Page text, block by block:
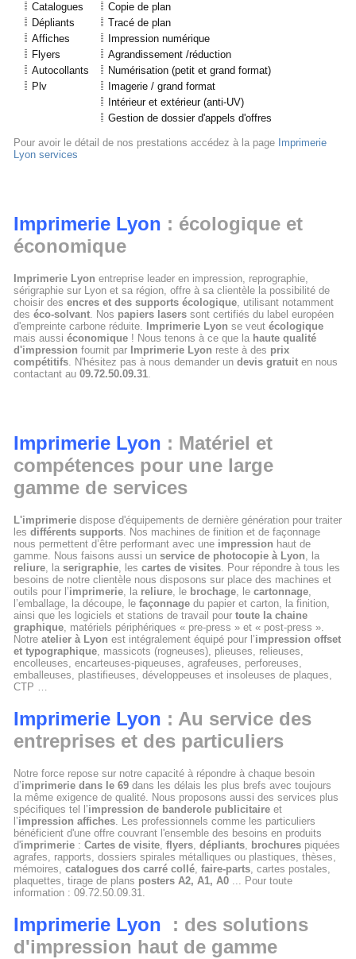
Catalogues
Dépliants
Affiches
Flyers
Autocollants
Plv
Copie de plan
Tracé de plan
Impression numérique
Agrandissement /réduction
Numérisation (petit et grand format)
Imagerie / grand format
Intérieur et extérieur (anti-UV)
Gestion de dossier d'appels d'offres
Pour avoir le détail de nos prestations accédez à la page Imprimerie
Lyon services
Imprimerie Lyon : écologique et
économique
Imprimerie Lyon entreprise leader en impression, reprographie,
sérigraphie sur Lyon et sa région, offre à sa clientèle la possibilité de
choisir desencres et des supports écologique, utilisant notamment
deséco-solvant. Nos papiers lasers sont certifiés du label européen
d'empreinte carbone réduite.
Imprimerie Lyon se veutécologique
mais aussiéconomique ! Nous tenons à ce que la haute qualité
d'impression fournit par Imprimerie Lyon reste à des prix
compétitifs. N'hésitez pas à nous demander undevis gratuit en nous
contactant au09.72.50.09.31.
Imprimerie Lyon : Matériel et
compétences pour une large
gamme de services
L'imprimerie dispose d'équipements de dernière génération pour traiter
lesdifférents supports. Nos machines de finition et de façonnage
nous permettent d’être performant avec une impression haut de
gamme. Nous faisons aussi unservice de photocopie à Lyon, la
reliure, laserigraphie, lescartes de visites. Pour répondre à tous les
besoins de notre clientèle nous disposons sur place des machines et
outils pour l’imprimerie, la reliure, le brochage, lecartonnage,
l’emballage, la découpe, lefaçonnage du papier et carton, la finition,
ainsi que les logiciels et stations de travail pourtoute la chaine
graphique, matériels périphériques « pre-press » et « post-press ».
Notreatelier à Lyon est intégralement équipé pour l’impression offset
et typographique, massicots (rogneuses), plieuses, relieuses,
encolleuses, encarteuses-piqueuses, agrafeuses, perforeuses,
emballeuses, plastifieuses, développeuses et insoleuses de plaques,
CTP …
Imprimerie Lyon : Au service des
entreprises et des particuliers
Notre force repose sur notre capacité à répondre à chaque besoin
d’imprimerie dans le 69 dans les délais les plus brefs avec toujours
la même exigence de qualité. Nous proposons aussi des services plus
spécifiques tel l’impression de banderole publicitaire et
l’impression affiches. Les professionnels comme les particuliers
bénéficient d'une offre couvrant l'ensemble des besoins en produits
d'imprimerie :Cartes de visite,flyers,dépliants, brochures piquées
agrafes, rapports, dossiers spirales métalliques ou plastiques, thèses,
mémoires,catalogues dos carré collé,faire-parts, cartes postales,
plaquettes, tirage de plans posters A2, A1, A0 ... Pour toute
information : 09.72.50.09.31.
Imprimerie Lyon : des solutions
d'impression haut de gamme